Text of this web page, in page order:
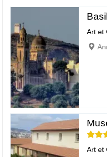
Art et
Art et